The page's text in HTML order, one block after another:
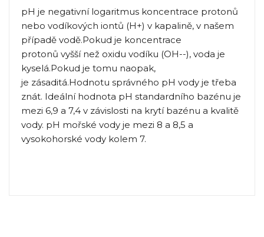
pH je negativní logaritmus koncentrace protonů
nebo vodíkových iontů (H+) v kapalině, v našem
případě vodě.Pokud je koncentrace
protonů vyšší než oxidu vodíku (OH--), voda je
kyselá.Pokud je tomu naopak,
je zásaditá.Hodnotu správného pH vody je třeba
znát. Ideální hodnota pH standardního bazénu je
mezi 6,9 a 7,4 v závislosti na krytí bazénu a kvalitě
vody. pH mořské vody je mezi 8 a 8,5 a
vysokohorské vody kolem 7.